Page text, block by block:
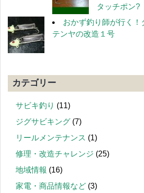
タッチポン?
おかず釣り師が行く！
テンヤの改造１号
カテゴリー
サビキ釣り (11)
ジグサビキング (7)
リールメンテナンス (1)
修理・改造チャレンジ (25)
地域情報 (16)
家電・商品情報など (3)